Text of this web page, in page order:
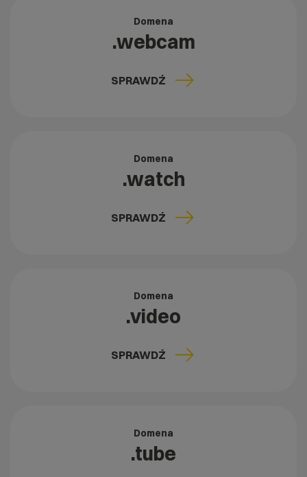
Domena
.webcam
SPRAWDŹ
Domena
.watch
SPRAWDŹ
Domena
.video
SPRAWDŹ
Domena
.tube